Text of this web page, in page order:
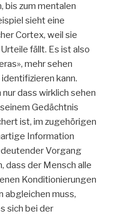
bis zum mentalen
sieht eine
Cortex, weil sie
fällt. Es ist also
mehr sehen
kann.
nur dass wirklich sehen
Gedächtnis
ist, im zugehörigen
Information
Vorgang
dass der Mensch alle
Konditionierungen
abgleichen muss,
sich bei der